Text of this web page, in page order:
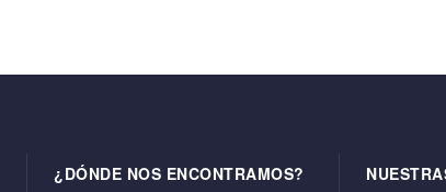
¿DÓNDE NOS ENCONTRAMOS?